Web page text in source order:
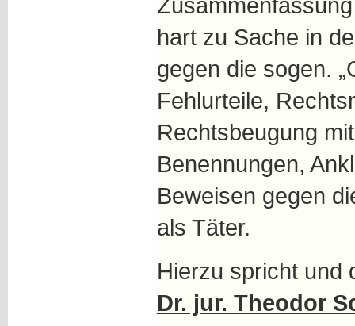
hart zu Sache in
gegen die sogen.
Fehlurteile,
Rechtsbeugung
Benennungen,
Beweisen gegen
als Täter.
Hierzu spricht und
Dr. jur. Theodor